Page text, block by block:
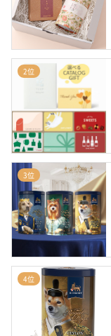
2位
3位
4位